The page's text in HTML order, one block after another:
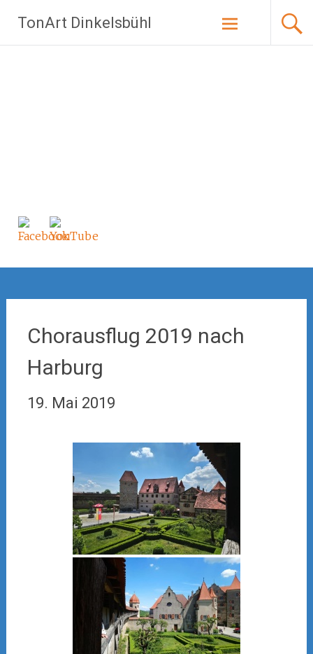
Inhalt
springen
TonArt Dinkelsbühl
Chorausflug 2019 nach
Harburg
19. Mai 2019